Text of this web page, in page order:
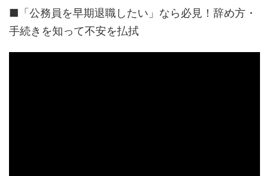
■「公務員を早期退職したい」なら必見！辞め方・
手続きを知って不安を払拭